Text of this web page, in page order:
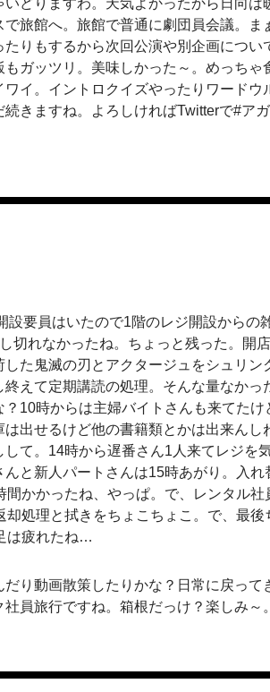
旅館へ。旅館で普通に劇団員会議。ま
りもするから次回公演や別企画につい
ガッツリ。美味しかった～。めっちゃ
イ。イントロクイズやったりワードウ
きますね。よろしければTwitterで#ア
要員はいたので1階のレジ開設からの
切れなかったね。ちょっと残った。開
た鬼滅の刃とアクタージュをシュリン
えて定期講読の処理。そんな量なかっ
10時からは主婦バイトさんも来てたけ
出せるけど他の書籍類とかは出来んし
て。14時から遅番さん1人来てレジを
と新人パートさんは15時あがり。入れ
かかったね、やっぱ。で、レンタル社
処理と拭きをちょこちょこ。で、最後
は疲れたね…
り動画散策したりかな？日常に戻って
員旅行ですね。箱根だっけ？楽しみ～